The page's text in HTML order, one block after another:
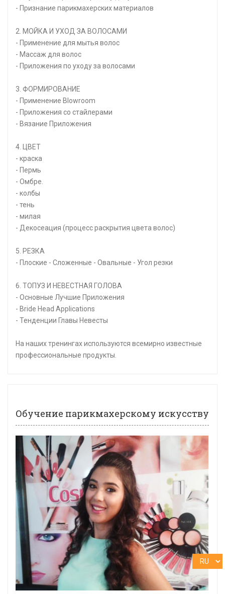
- Признание парикмахерских материалов
2. МОЙКА И УХОД ЗА ВОЛОСАМИ
- Применение для мытья волос
- Массаж для волос
- Приложения по уходу за волосами
3. ФОРМИРОВАНИЕ
- Применение Blowroom
- Приложения со стайлерами
- Вязание Приложения
4. ЦВЕТ
- краска
- Пермь
- Омбре.
- колбы
- тень
- милая
- Декосеация (процесс раскрытия цвета волос)
5. РЕЗКА
- Плоские - Сложенные - Овальные - Угол резки
6. ТОПУЗ И НЕВЕСТНАЯ ГОЛОВА
- Основные Лучшие Приложения
- Bride Head Applications
- Тенденции Главы Невесты
На наших тренингах используются всемирно известные
профессиональные продукты.
Обучение парикмахерскому искусству